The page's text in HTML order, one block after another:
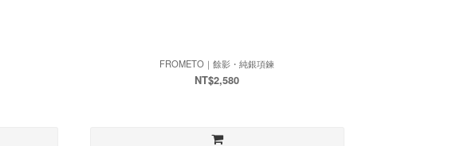
FROMETO｜餘影・純銀項鍊
NT$2,580